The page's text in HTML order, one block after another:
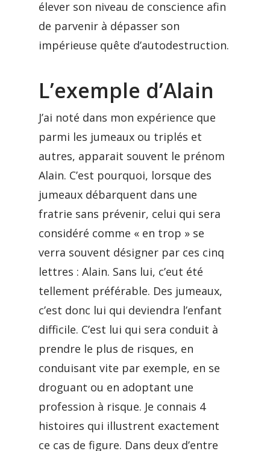
élever son niveau de conscience afin
de parvenir à dépasser son
impérieuse quête d’autodestruction.
L’exemple d’Alain
J’ai noté dans mon expérience que
parmi les jumeaux ou triplés et
autres, apparait souvent le prénom
Alain. C’est pourquoi, lorsque des
jumeaux débarquent dans une
fratrie sans prévenir, celui qui sera
considéré comme « en trop » se
verra souvent désigner par ces cinq
lettres : Alain. Sans lui, c’eut été
tellement préférable. Des jumeaux,
c’est donc lui qui deviendra l’enfant
difficile. C’est lui qui sera conduit à
prendre le plus de risques, en
conduisant vite par exemple, en se
droguant ou en adoptant une
profession à risque. Je connais 4
histoires qui illustrent exactement
ce cas de figure. Dans deux d’entre